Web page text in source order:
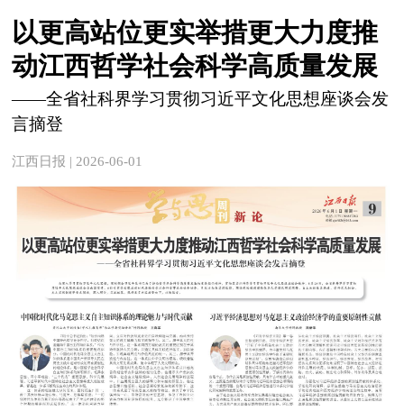
以更高站位更实举措更大力度推
动江西哲学社会科学高质量发展
——全省社科界学习贯彻习近平文化思想座谈会发
言摘登
江西日报 | 2026-06-01